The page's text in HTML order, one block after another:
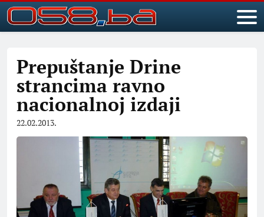
Prepuštanje Drine
strancima ravno
nacionalnoj izdaji
22.02.2013.